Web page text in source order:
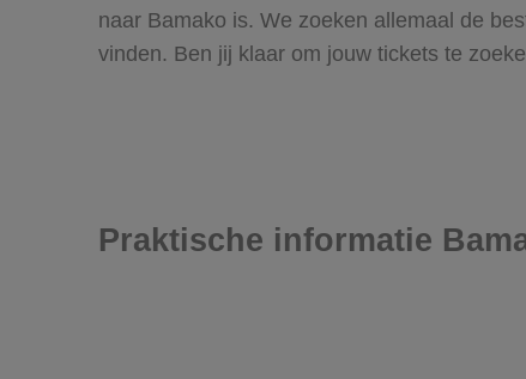
naar Bamako is. We zoeken allemaal de
vinden. Ben jij klaar om jouw tickets te
Praktische informatie